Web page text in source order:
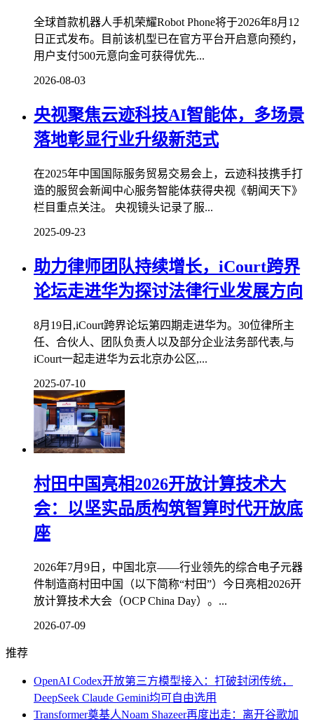
全球首款机器人手机荣耀Robot Phone将于2026年8月12
日正式发布。目前该机型已在官方平台开启意向预约，
用户支付500元意向金可获得优先...
2026-08-03
央视聚焦云迹科技AI智能体，多场景
落地彰显行业升级新范式
在2025年中国国际服务贸易交易会上，云迹科技携手打
造的服贸会新闻中心服务智能体获得央视《朝闻天下》
栏目重点关注。 央视镜头记录了服...
2025-09-23
助力律师团队持续增长，iCourt跨界
论坛走进华为探讨法律行业发展方向
8月19日,iCourt跨界论坛第四期走进华为。30位律所主
任、合伙人、团队负责人以及部分企业法务部代表,与
iCourt一起走进华为云北京办公区,...
2025-07-10
村田中国亮相2026开放计算技术大
会：以坚实品质构筑智算时代开放底
座
2026年7月9日，中国北京——行业领先的综合电子元器
件制造商村田中国（以下简称“村田”）今日亮相2026开
放计算技术大会（OCP China Day）。...
2026-07-09
推荐
OpenAI Codex开放第三方模型接入：打破封闭传统，
DeepSeek Claude Gemini均可自由选用
Transformer奠基人Noam Shazeer再度出走：离开谷歌加